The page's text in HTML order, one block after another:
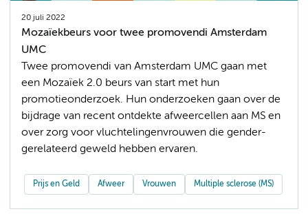
20 juli 2022
Mozaïekbeurs voor twee promovendi Amsterdam
UMC
Twee promovendi van Amsterdam UMC gaan met
een Mozaïek 2.0 beurs van start met hun
promotieonderzoek. Hun onderzoeken gaan over de
bijdrage van recent ontdekte afweercellen aan MS en
over zorg voor vluchtelingenvrouwen die gender-
gerelateerd geweld hebben ervaren.
Prijs en Geld Afweer Vrouwen Multiple sclerose (MS)